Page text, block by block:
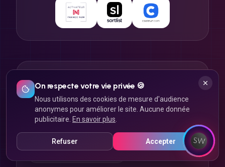
Agence web Lyon Agence SEO Lyon
Agence application mobile Lyon
Agence e-commerce Lyon
Agence webmarketing Lyon
On respecte votre vie privée 🍪
Nous utilisons des cookies de mesure d'audience
anonymes pour améliorer le site. Aucune donnée
publicitaire. En savoir plus
Refuser Accepter